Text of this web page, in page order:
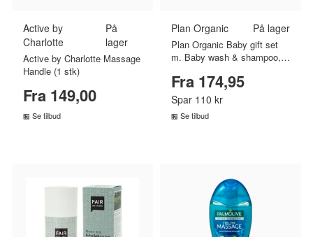
Active by
Charlotte
På
lager
Active by Charlotte Massage
Handle (1 stk)
Fra 149,00
Se tilbud
Plan Organic På lager
Plan Organic Baby gift set
m. Baby wash & shampoo,
Fra 174,95
Spar 110 kr
Se tilbud